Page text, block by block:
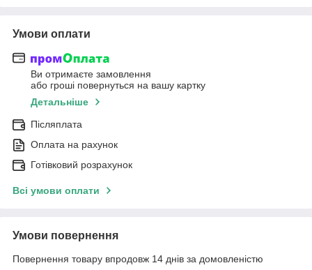
Умови оплати
Ви отримаєте замовлення
або гроші повернуться на вашу картку
Детальніше
Післяплата
Оплата на рахунок
Готівковий розрахунок
Всі умови оплати
Умови повернення
Повернення товару впродовж 14 днів за домовленістю